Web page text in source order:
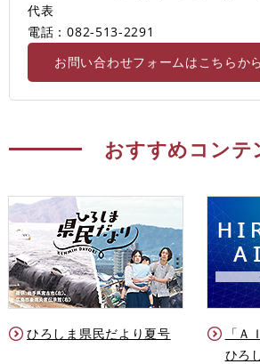
代表
電話：082-513‐2291
お問い合わせフォームはこちらから
おすすめコンテ
ひろしま県民だより夏号
「Ａ
ひろ